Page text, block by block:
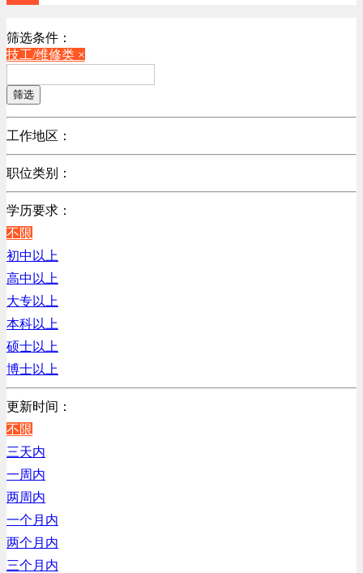
筛选条件：
技工/维修类 ×
筛选
工作地区：
不限
北京
广东
江苏
陕西
浙江
辽宁
上海
职位类别：
不限
机械制造/仪器仪表类
计算机硬件类
销售管理类
计算机软件类
贸易/物流/仓储/采购类
客服及凯发娱乐网址的技术支持类
高级管理类
电子/电器/半导体类
电力电气/能源/自动化
程序/语言开发类
行政/后勤/文秘类
销售类
人力资源类
互联网/电子商务/游戏类
建筑装潢/市政建设类
通信/移动互联网/手机类
学历要求：
不限
初中以上
高中以上
大专以上
本科以上
硕士以上
博士以上
更新时间：
不限
三天内
一周内
两周内
一个月内
两个月内
三个月内